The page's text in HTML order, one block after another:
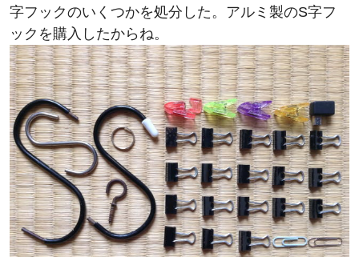
字フックのいくつかを処分した。アルミ製のS字フ
ックを購入したからね。